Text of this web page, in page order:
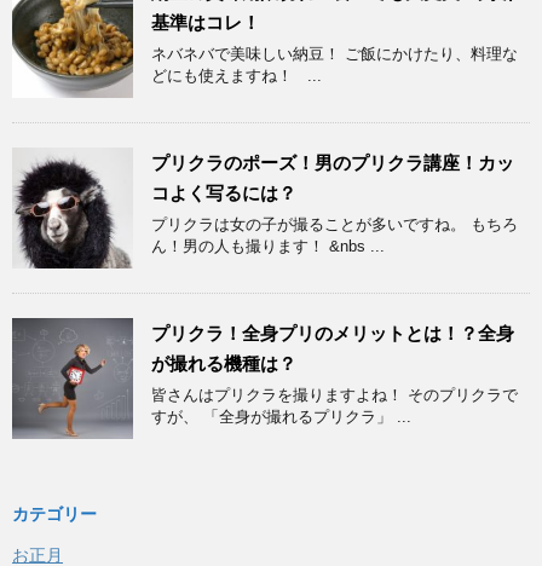
基準はコレ！
ネバネバで美味しい納豆！ ご飯にかけたり、料理な
どにも使えますね！ ...
プリクラのポーズ！男のプリクラ講座！カッ
コよく写るには？
プリクラは女の子が撮ることが多いですね。 もちろ
ん！男の人も撮ります！ &nbs ...
プリクラ！全身プリのメリットとは！？全身
が撮れる機種は？
皆さんはプリクラを撮りますよね！ そのプリクラで
すが、 「全身が撮れるプリクラ」 ...
カテゴリー
お正月